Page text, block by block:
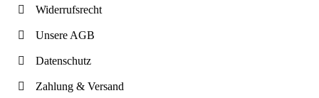
Widerrufsrecht
Unsere AGB
Datenschutz
Zahlung & Versand